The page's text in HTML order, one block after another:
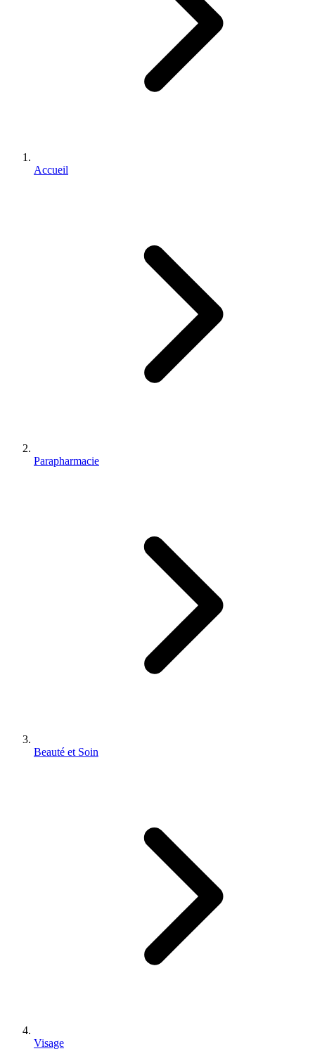
Accueil
Parapharmacie
Beauté et Soin
Visage